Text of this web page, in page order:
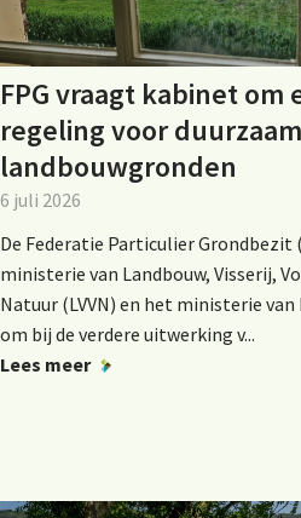
FPG vraagt kabinet om
regeling voor
landbouwgronden
6 juli 2026
De Federatie Particulier Grondbezit
ministerie van Landbouw, Visserij,
Natuur (LVVN) en het ministerie van
om bij de verdere uitwerking v...
Lees meer